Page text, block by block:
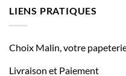
LIENS PRATIQUES
Choix Malin, votre
Livraison et Paiement